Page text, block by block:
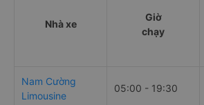
Nhà xe
Giờ
chạy
Nam Cường
Limousine
05:00 - 19:30